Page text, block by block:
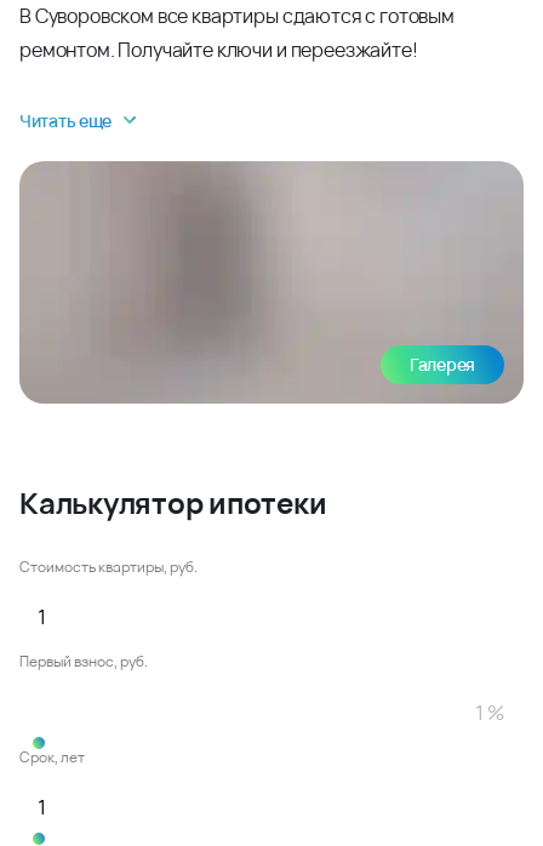
В Суворовском все квартиры сдаются с готовым
ремонтом. Получайте ключи и переезжайте!
Читать еще
Галерея
Калькулятор ипотеки
Стоимость квартиры, руб.
Первый взнос, руб.
Срок, лет